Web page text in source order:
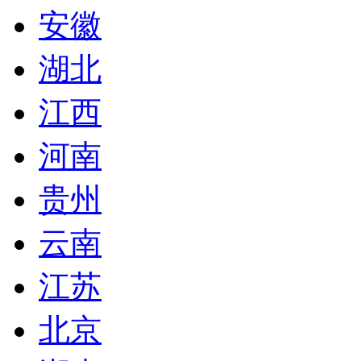
安徽
湖北
江西
河南
贵州
云南
江苏
北京